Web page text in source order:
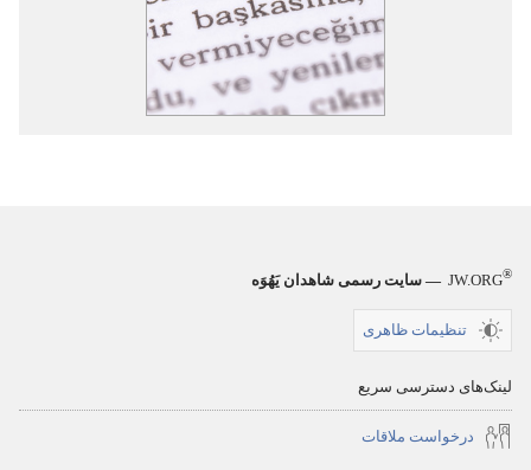
JW.ORG® — سایت رسمی شاهدان یَهُوَه
تنظیمات ظاهری
لینک‌های دسترسی سریع
درخواست ملاقات